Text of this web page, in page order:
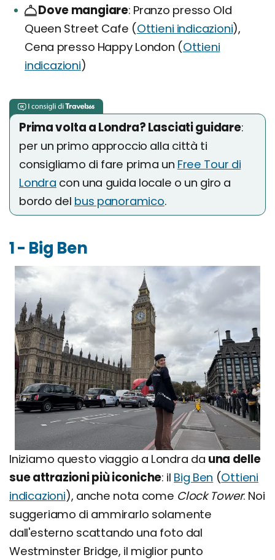
Dove mangiare Pranzo presso Old
Queen Street Cafe (Ottieni indicazioni),
Cena presso Happy London (Ottieni
indicazioni)
Prima volta a Londra? Lasciati guidare:
per un primo approccio alla città ti
consigliamo di fare prima un Free Tour di
Londra con una guida locale o un giro a
bordo del bus panoramico.
1 - Big Ben
Iniziamo questo viaggio a Londra da una delle
sue attrazioni più iconiche: il Big Ben (Ottieni
indicazioni), anche nota come Clock Tower. Noi
suggeriamo di ammirarlo solamente
dall'esterno scattando una foto dal
Westminster Bridge, il miglior punto